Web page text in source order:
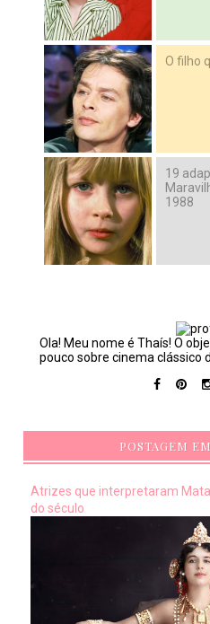
O filho
19
1988
Ola! Meu nome é Thaís! O
pouco sobre cinema clássico
POSTAGEM
Atrizes que interpretaram
do século